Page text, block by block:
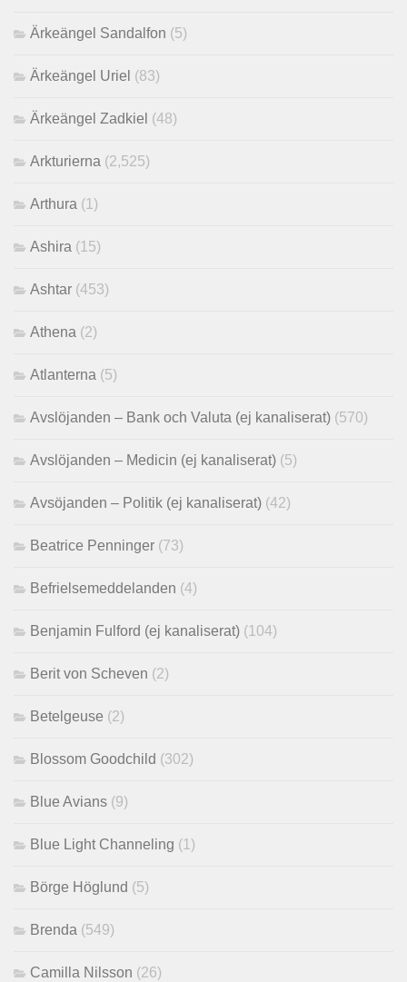
Ärkeängel Sandalfon (5)
Ärkeängel Uriel (83)
Ärkeängel Zadkiel (48)
Arkturierna (2,525)
Arthura (1)
Ashira (15)
Ashtar (453)
Athena (2)
Atlanterna (5)
Avslöjanden – Bank och Valuta (ej kanaliserat) (570)
Avslöjanden – Medicin (ej kanaliserat) (5)
Avsöjanden – Politik (ej kanaliserat) (42)
Beatrice Penninger (73)
Befrielsemeddelanden (4)
Benjamin Fulford (ej kanaliserat) (104)
Berit von Scheven (2)
Betelgeuse (2)
Blossom Goodchild (302)
Blue Avians (9)
Blue Light Channeling (1)
Börge Höglund (5)
Brenda (549)
Camilla Nilsson (26)